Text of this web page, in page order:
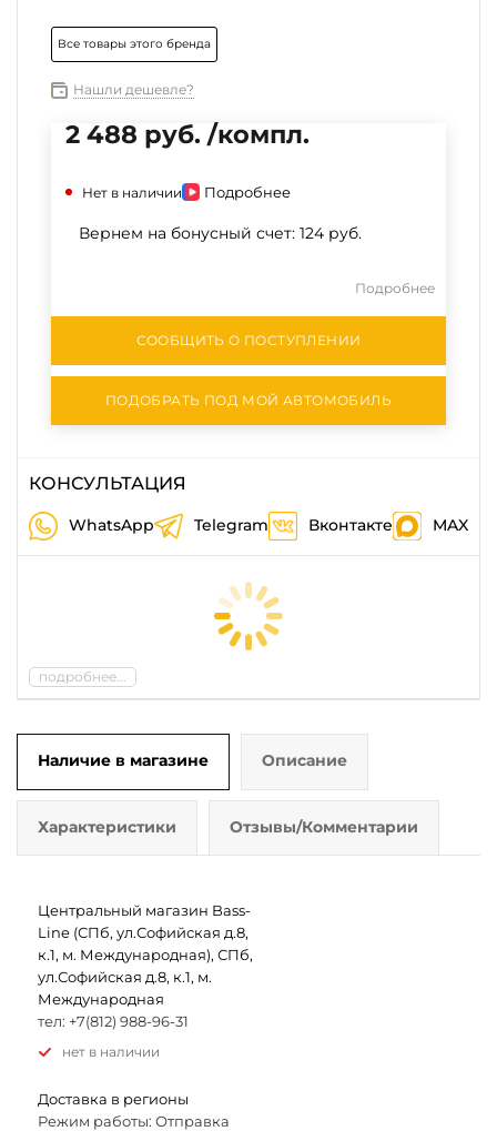
Все товары этого бренда
Нашли дешевле?
2 488 руб. /компл.
Нет в наличии Подробнее
Вернем на бонусный счет: 124 руб.
Подробнее
СООБЩИТЬ О ПОСТУПЛЕНИИ
ПОДОБРАТЬ ПОД МОЙ АВТОМОБИЛЬ
КОНСУЛЬТАЦИЯ
WhatsApp Telegram Вконтакте MAX
подробнее...
Наличие в магазине Описание
Характеристики Отзывы/Комментарии
Центральный магазин Bass-
Line (СПб, ул.Софийская д.8,
к.1, м. Международная), СПб,
ул.Софийская д.8, к.1, м.
Международная
тел: +7(812) 988-96-31
Нет в наличии
Доставка в регионы
Режим работы: Отправка